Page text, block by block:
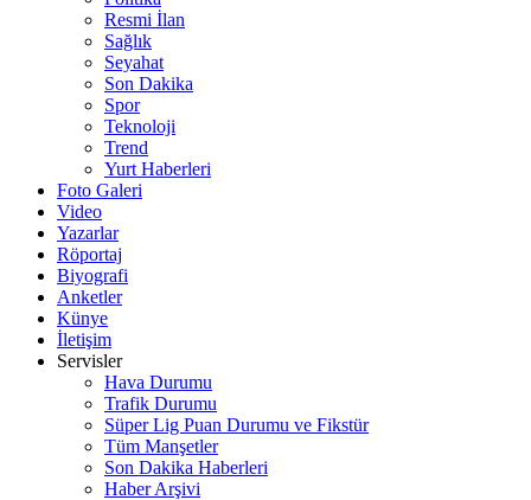
Resmi İlan
Sağlık
Seyahat
Son Dakika
Spor
Teknoloji
Trend
Yurt Haberleri
Foto Galeri
Video
Yazarlar
Röportaj
Biyografi
Anketler
Künye
İletişim
Servisler
Hava Durumu
Trafik Durumu
Süper Lig Puan Durumu ve Fikstür
Tüm Manşetler
Son Dakika Haberleri
Haber Arşivi